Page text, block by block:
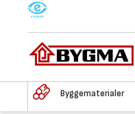
M
Byggematerialer